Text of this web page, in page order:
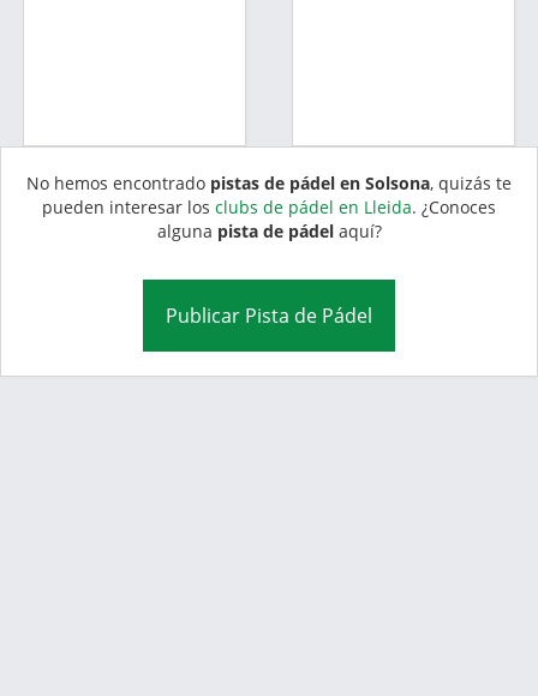
No hemos encontrado pistas de pádel en Solsona, quizás te
pueden interesar los clubs de pádel en Lleida. ¿Conoces
alguna pista de pádelaquí?
Publicar Pista de Pádel